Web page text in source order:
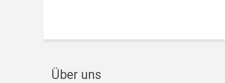
Über uns